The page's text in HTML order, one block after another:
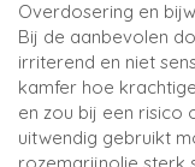
Overdosering en
Bij de aanbevolen
irriterend en niet
kamfer hoe
en zou bij een risico
uitwendig gebruikt